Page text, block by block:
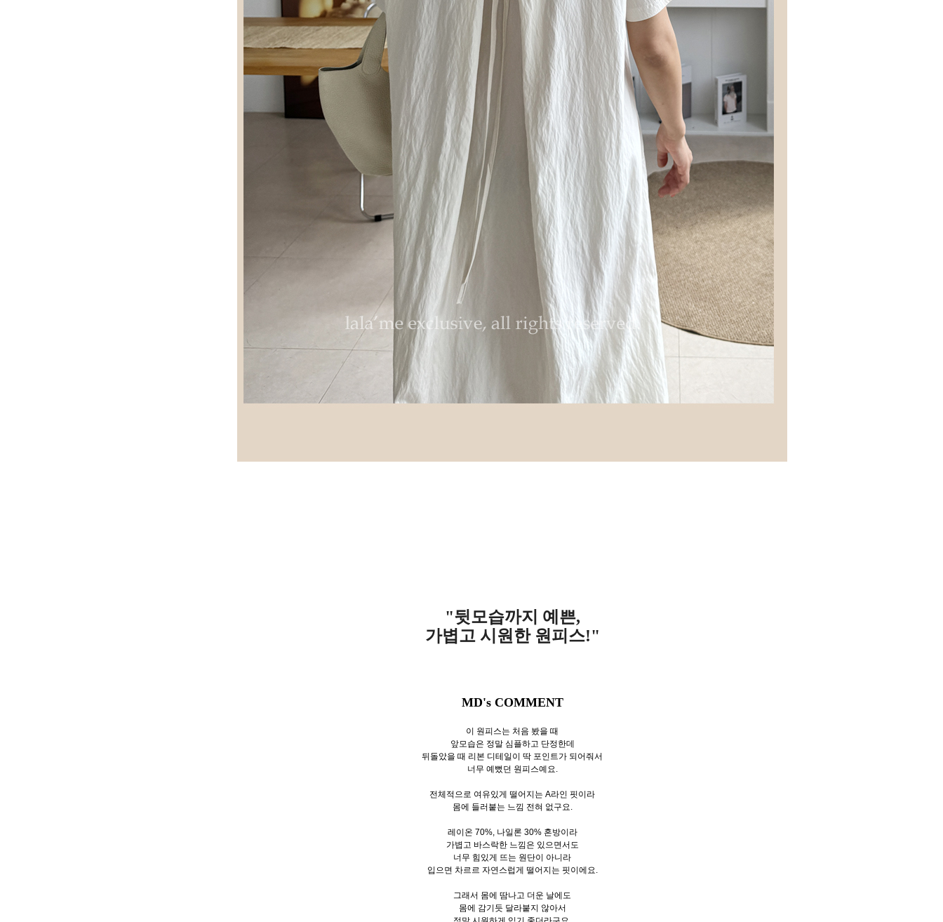
"뒷모습까지 예쁜,
가볍고 시원한 원피스!"
MD's COMMENT
이 원피스는 처음 봤을 때
앞모습은 정말 심플하고 단정한데
뒤돌았을 때 리본 디테일이 딱 포인트가 되어줘서
너무 예뻤던 원피스예요.
전체적으로 여유있게 떨어지는 A라인 핏이라
몸에 들러붙는 느낌 전혀 없구요.
레이온 70%, 나일론 30% 혼방이라
가볍고 바스락한 느낌은 있으면서도
너무 힘있게 뜨는 원단이 아니라
입으면 차르르 자연스럽게 떨어지는 핏이에요.
그래서 몸에 땀나고 더운 날에도
몸에 감기듯 달라붙지 않아서